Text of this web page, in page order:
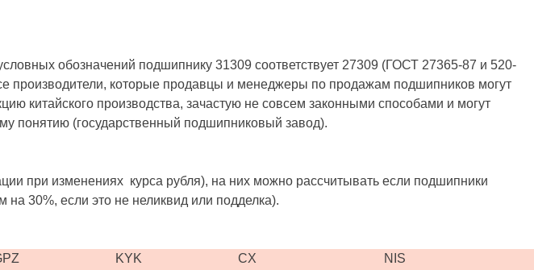
обозначений подшипнику 31309 соответствует 27309 (ГОСТ 27365-87 и 520-
производители, которые продавцы и менеджеры по продажам подшипников могут
китайского производства, зачастую не совсем законными способами и могут
понятию (государственный подшипниковый завод).
при изменениях курса рубля), на них можно рассчитывать если подшипники
30%, если это не неликвид или подделка).
KYK CX NIS